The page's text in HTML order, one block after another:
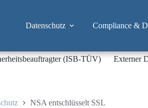
Datenschutz Compliance &
(ISB-TÜV) Externer
NSA entschlüsselt SSL